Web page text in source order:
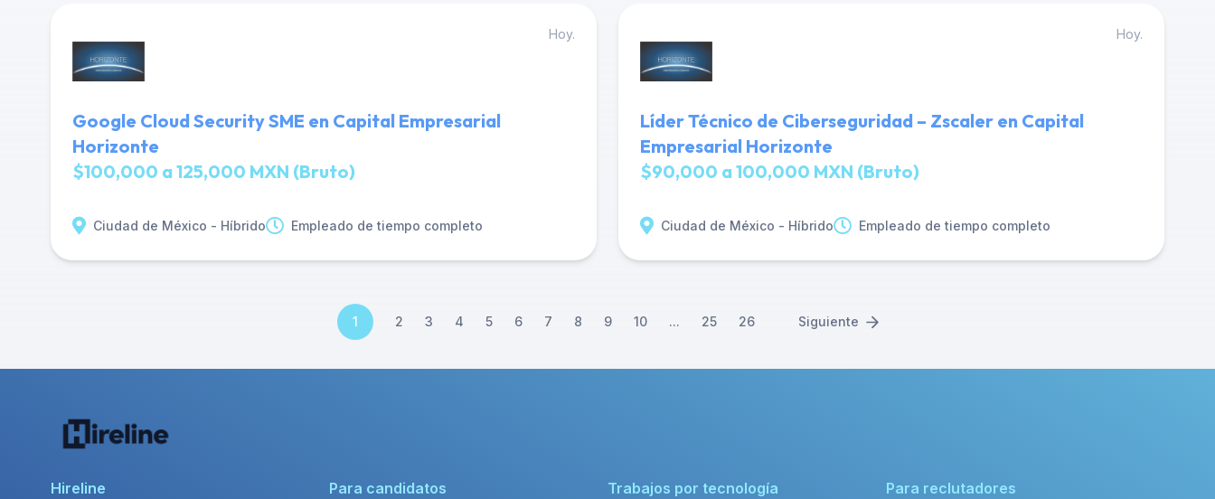
Hoy.
Google Cloud Security SME en Capital Empresarial
Horizonte
$100,000 a 125,000 MXN (Bruto)
Ciudad de México - Híbrido Empleado de tiempo completo
Hoy.
Líder Técnico de Ciberseguridad – Zscaler en Capital
Empresarial Horizonte
$90,000 a 100,000 MXN (Bruto)
Ciudad de México - Híbrido Empleado de tiempo completo
1 2 3 4 5 6 7 8 9 10 ... 25 26 Siguiente
Hireline Para candidatos Trabajos por tecnología Para reclutadores